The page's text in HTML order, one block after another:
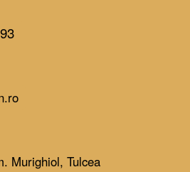
Murighiol, Tulcea